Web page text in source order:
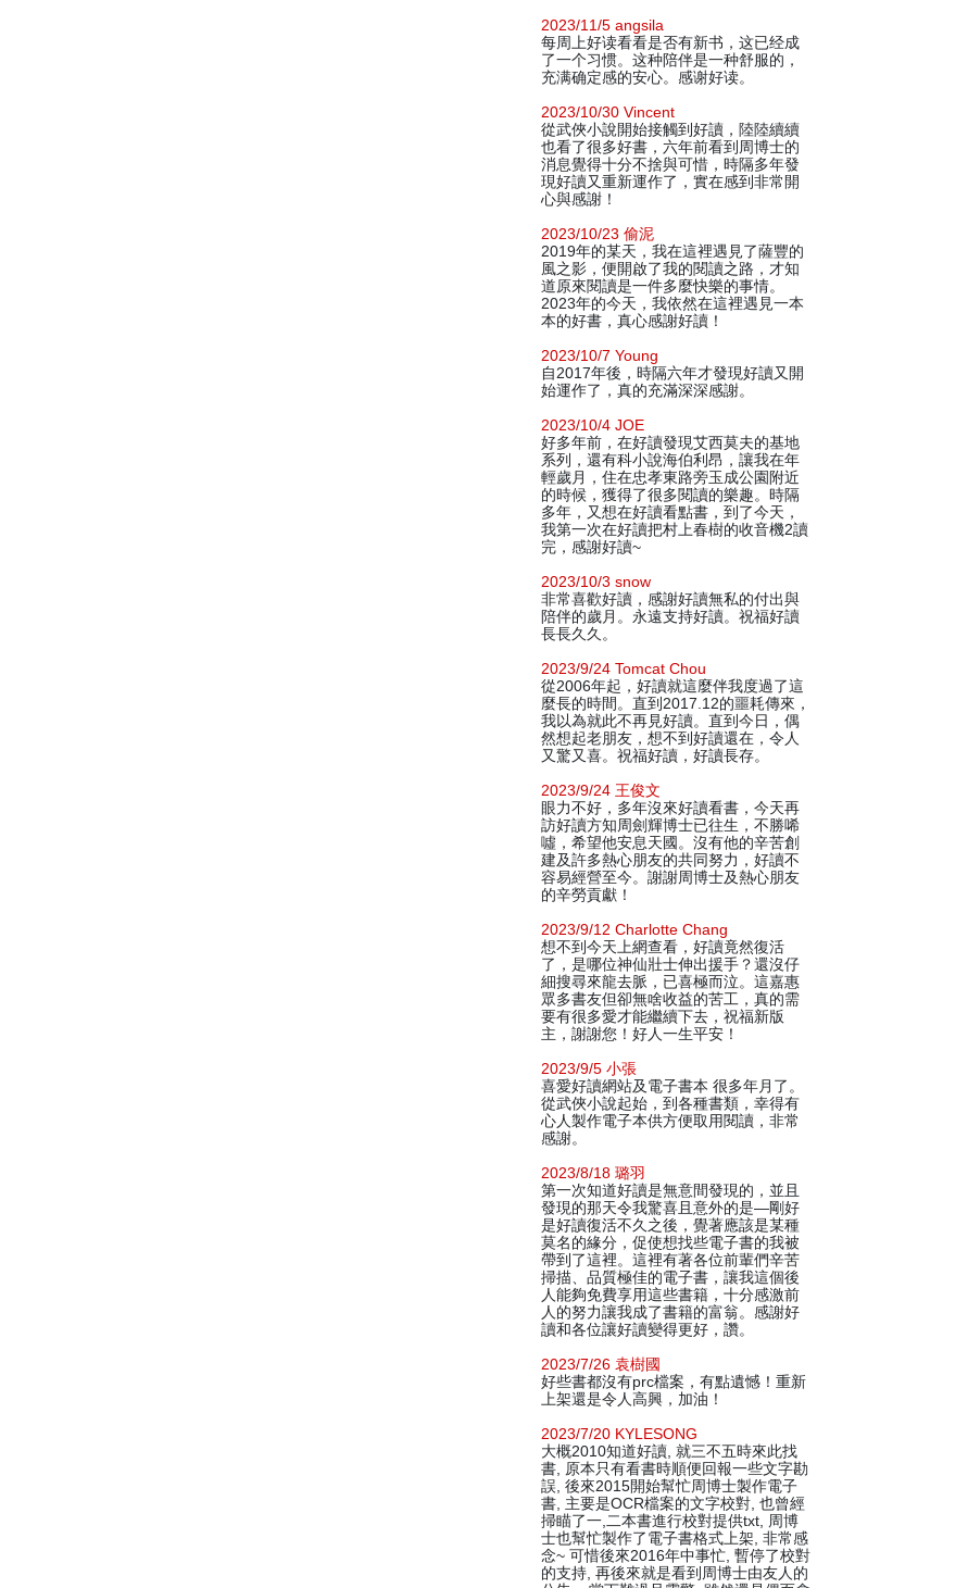
2023/11/5 angsila
每周上好读看看是否有新书，这已经成
了一个习惯。这种陪伴是一种舒服的，
充满确定感的安心。感谢好读。
2023/10/30 Vincent
從武俠小說開始接觸到好讀，陸陸續續
也看了很多好書，六年前看到周博士的
消息覺得十分不捨與可惜，時隔多年發
現好讀又重新運作了，實在感到非常開
心與感謝！
2023/10/23 偷泥
2019年的某天，我在這裡遇見了薩豐的
風之影，便開啟了我的閱讀之路，才知
道原來閱讀是一件多麼快樂的事情。
2023年的今天，我依然在這裡遇見一本
本的好書，真心感謝好讀！
2023/10/7 Young
自2017年後，時隔六年才發現好讀又開
始運作了，真的充滿深深感謝。
2023/10/4 JOE
好多年前，在好讀發現艾西莫夫的基地
系列，還有科小說海伯利昂，讓我在年
輕歲月，住在忠孝東路旁玉成公園附近
的時候，獲得了很多閱讀的樂趣。時隔
多年，又想在好讀看點書，到了今天，
我第一次在好讀把村上春樹的收音機2讀
完，感謝好讀~
2023/10/3 snow
非常喜歡好讀，感謝好讀無私的付出與
陪伴的歲月。永遠支持好讀。祝福好讀
長長久久。
2023/9/24 Tomcat Chou
從2006年起，好讀就這麼伴我度過了這
麼長的時間。直到2017.12的噩耗傳來，
我以為就此不再見好讀。直到今日，偶
然想起老朋友，想不到好讀還在，令人
又驚又喜。祝福好讀，好讀長存。
2023/9/24 王俊文
眼力不好，多年沒來好讀看書，今天再
訪好讀方知周劍輝博士已往生，不勝唏
噓，希望他安息天國。沒有他的辛苦創
建及許多熱心朋友的共同努力，好讀不
容易經營至今。謝謝周博士及熱心朋友
的辛勞貢獻！
2023/9/12 Charlotte Chang
想不到今天上網查看，好讀竟然復活
了，是哪位神仙壯士伸出援手？還沒仔
細搜尋來龍去脈，已喜極而泣。這嘉惠
眾多書友但卻無啥收益的苦工，真的需
要有很多愛才能繼續下去，祝福新版
主，謝謝您！好人一生平安！
2023/9/5 小張
喜愛好讀網站及電子書本 很多年月了。
從武俠小說起始，到各種書類，幸得有
心人製作電子本供方便取用閱讀，非常
感謝。
2023/8/18 璐羽
第一次知道好讀是無意間發現的，並且
發現的那天令我驚喜且意外的是—剛好
是好讀復活不久之後，覺著應該是某種
莫名的緣分，促使想找些電子書的我被
帶到了這裡。這裡有著各位前輩們辛苦
掃描、品質極佳的電子書，讓我這個後
人能夠免費享用這些書籍，十分感激前
人的努力讓我成了書籍的富翁。感謝好
讀和各位讓好讀變得更好，讚。
2023/7/26 袁樹國
好些書都沒有prc檔案，有點遺憾！重新
上架還是令人高興，加油！
2023/7/20 KYLESONG
大概2010知道好讀, 就三不五時來此找
書, 原本只有看書時順便回報一些文字勘
誤, 後來2015開始幫忙周博士製作電子
書, 主要是OCR檔案的文字校對, 也曾經
掃瞄了一,二本書進行校對提供txt, 周博
士也幫忙製作了電子書格式上架, 非常感
念~ 可惜後來2016年中事忙, 暫停了校對
的支持, 再後來就是看到周博士由友人的